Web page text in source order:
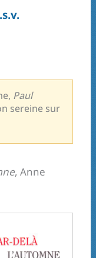
Paul
sereine sur
, Anne